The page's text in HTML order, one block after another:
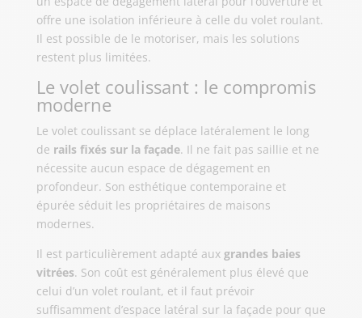
offre une isolation inférieure à celle du volet roulant.
Il est possible de le motoriser, mais les solutions
restent plus limitées.
Le volet coulissant : le compromis
moderne
Le volet coulissant se déplace latéralement le long
de rails fixés sur la façade. Il ne fait pas saillie et ne
nécessite aucun espace de dégagement en
profondeur. Son esthétique contemporaine et
épurée séduit les propriétaires de maisons
modernes.
Il est particulièrement adapté aux grandes baies
vitrées. Son coût est généralement plus élevé que
celui d’un volet roulant, et il faut prévoir
suffisamment d’espace latéral sur la façade pour que